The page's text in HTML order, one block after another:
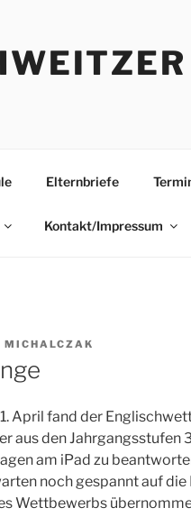
Elternbriefe
Kontakt/Impressum
MICHALCZAK
April fand der
aus den
am iPad zu
noch gespannt auf
Wettbewerbs